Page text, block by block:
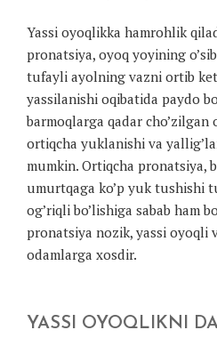
Yassi oyoqlikka hamrohlik
pronatsiya, oyoq yoyining
tufayli ayolning vazni ortib
yassilanishi oqibatida paydo
barmoqlarga qadar
ortiqcha yuklanishi va
mumkin. Ortiqcha pronatsiya,
umurtqaga ko’p yuk tushishi
og’riqli bo’lishiga sabab ham
pronatsiya nozik, yassi oyoqli
odamlarga xosdir.
YASSI OYOQLIKNI